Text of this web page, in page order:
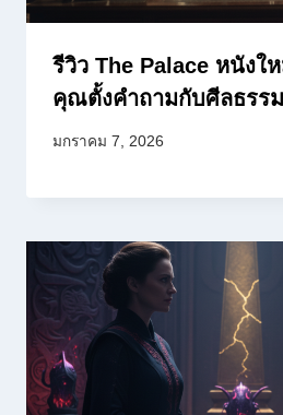
รีวิว The Palace หนังใ
คุณตั้งคำถามกับศีลธรรม
มกราคม 7, 2026